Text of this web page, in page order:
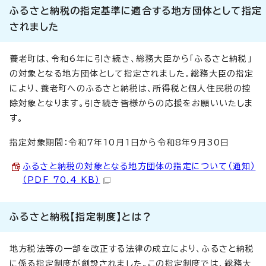
ふるさと納税の指定基準に適合する地方団体として指定
されました
養老町は、令和6年に引き続き、総務大臣から「ふるさと納税」
の対象となる地方団体として指定されました。総務大臣の指定
により、養老町へのふるさと納税は、所得税と個人住民税の控
除対象となります。引き続き皆様からの応援をお願いいたしま
す。
指定対象期間：令和7年10月1日から令和8年9月30日
ふるさと納税の対象となる地方団体の指定について（通知）
（PDF 70.4 KB）
ふるさと納税【指定制度】とは？
地方税法等の一部を改正する法律の成立により、ふるさと納税
に係る指定制度が創設されました。この指定制度では、総務大